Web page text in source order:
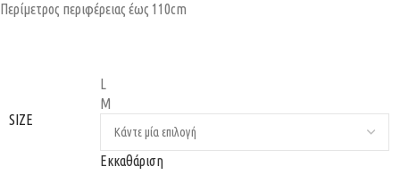
Περίμετρος περιφέρειας έως 110cm
SIZE
L
M
Εκκαθάριση